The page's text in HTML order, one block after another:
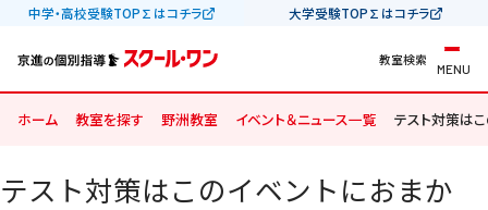
中学・高校受験TOP∑はコチラ 大学受験TOP∑はコチラ
教室検索
MENU
ホーム 教室を探す 野洲教室 イベント＆ニュース一覧 テスト対策は
テスト対策はこのイベントにおまか